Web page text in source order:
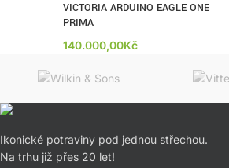
VICTORIA ARDUINO EAGLE ONE
PRIMA
140.000,00Kč
Ikonické potraviny pod jednou střechou.
Na trhu již přes 20 let!